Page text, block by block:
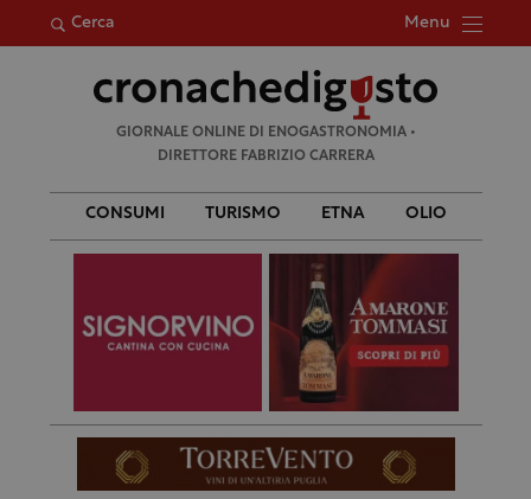
Cerca Menu
per:
GIORNALE ONLINE DI ENOGASTRONOMIA •
DIRETTORE FABRIZIO CARRERA
CONSUMI TURISMO ETNA OLIO